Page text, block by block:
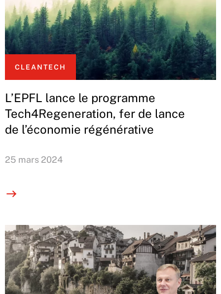
CLEANTECH
L’EPFL lance le programme
Tech4Regeneration, fer de lance
de l’économie régénérative
25 mars 2024